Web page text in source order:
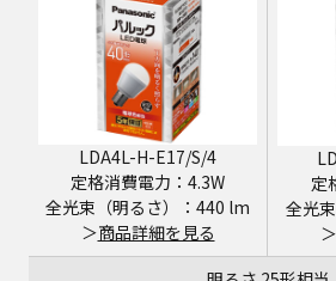
LDA4L-H-E17/S/4
定格消費電力：4.3W
全光束（明るさ）：440 lm
＞商品詳細を見る
定
全光
＞